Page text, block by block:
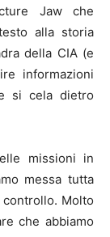
Jaw che
alla storia
della CIA (e
informazioni
si cela dietro
missioni in
messa tutta
Molto
che abbiamo